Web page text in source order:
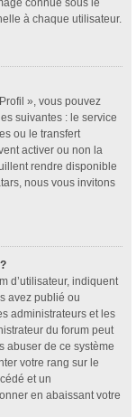
connue sous le
à chaque utilisateur.
», vous pouvez
suivantes : le service
ou le transfert
activer ou non la
rendre disponible
nous vous invitons
d’utilisateur, indiquent
avez publié ou
administrateurs et les
du forum peut
abuser de ce système
votre rang sur le
et un
en abaissant votre